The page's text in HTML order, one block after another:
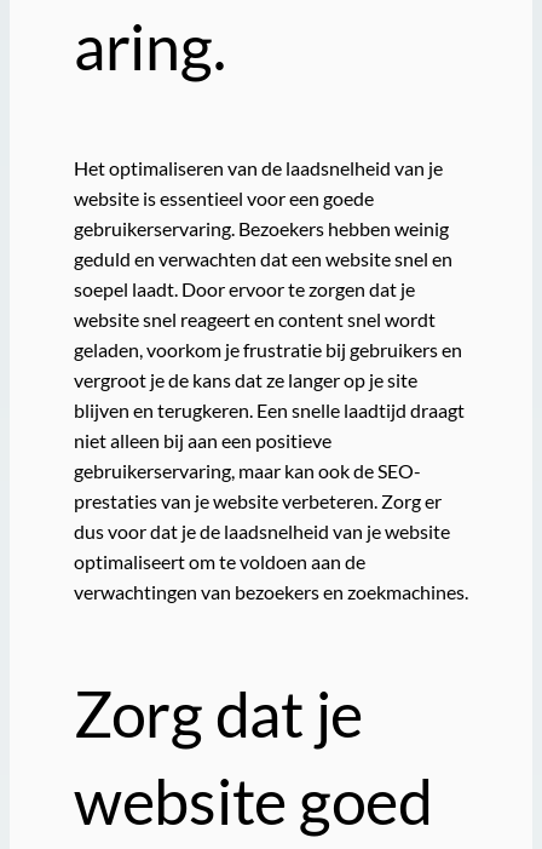
aring.
Het optimaliseren van de laadsnelheid van je
website is essentieel voor een goede
gebruikerservaring. Bezoekers hebben weinig
geduld en verwachten dat een website snel en
soepel laadt. Door ervoor te zorgen dat je
website snel reageert en content snel wordt
geladen, voorkom je frustratie bij gebruikers en
vergroot je de kans dat ze langer op je site
blijven en terugkeren. Een snelle laadtijd draagt
niet alleen bij aan een positieve
gebruikerservaring, maar kan ook de SEO-
prestaties van je website verbeteren. Zorg er
dus voor dat je de laadsnelheid van je website
optimaliseert om te voldoen aan de
verwachtingen van bezoekers en zoekmachines.
Zorg dat je
website goed